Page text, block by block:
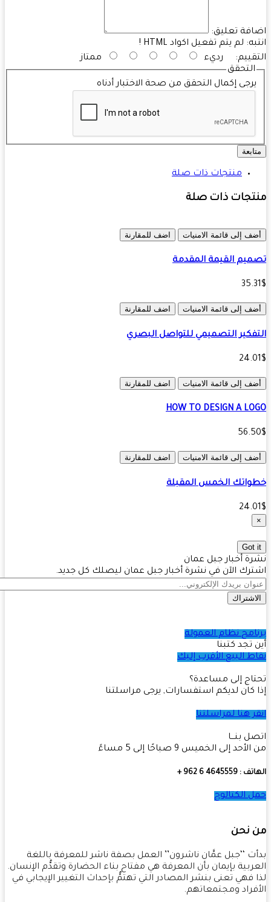
تعليق:
لم يتم تفعيل اكواد HTML !
رديء
ممتاز
التحقق
يرجى إكمال التحقق من صحة الاختبار أدناه
منتجات ذات صلة
ذات صلة
إلى قائمة الامنيات اضف للمقارنة
القيمة المقدمة
إلى قائمة الامنيات اضف للمقارنة
التصميمي للتواصل البصري
إلى قائمة الامنيات اضف للمقارنة
HOW TO DESIGN A
إلى قائمة الامنيات اضف للمقارنة
الخمس المقبلة
أخبار جبل عمان
الآن في نشرة أخبار جبل عمان ليصلك كل جديد.
نظام العمولة
تجد كتبنا
البيع الأقرب إليك
إلى مساعدة؟
كان لديكم استفسارات, يرجى مراسلتنا
هنا لمراسلتنا
بنـــا
إلى الخميس 9 صباحًا إلى 5 مساءً
6 962 +
الكتالوج
نحن
‘‘جبل عمَّان ناشرون’’ العمل بصفة ناشر للمعرفة باللغة
بإيمان بأن المعرفة هي مفتاح بناء الحضارة وتقدُّم الإنسان.
فهي تعنى بنشر المصادر التي تهتمُّ بإحداث التغيير الإيجابي في
ومجتمعاتهم.